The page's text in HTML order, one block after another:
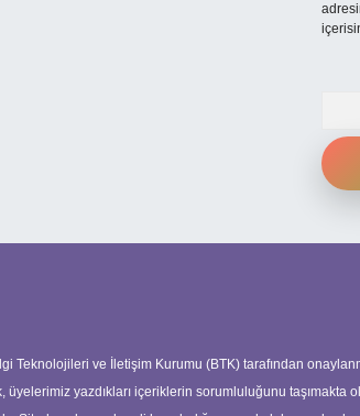
Teknolojileri ve İletişim Kurumu (BTK) tarafından
yazdıkları içeriklerin sorumluluğunu